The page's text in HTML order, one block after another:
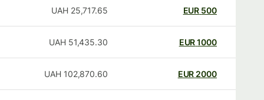
500
EUR
25,717.65
UAH
1000
EUR
51,435.30
UAH
2000
EUR
102,870.60
UAH